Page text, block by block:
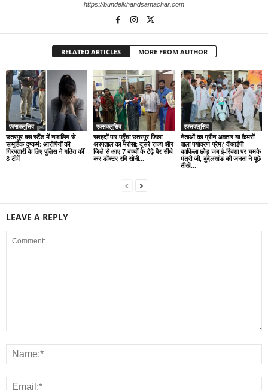
https://bundelkhandsamachar.com
RELATED ARTICLES MORE FROM AUTHOR
एक्सक्लूसिव
छतरपुर बस स्टैंड में नाबालिग से
सामूहिक दुष्कर्म: आरोपियों की
गिरफ्तारी के लिए पुलिस ने गठित कीं
8 टीमें
एक्सक्लूसिव
सरहदों पार पहुँचा छतरपुर जिला
अस्पताल का भरोसा: दूसरे राज्य और
जिले से आए 7 बच्चों के टेढ़े पैर सीधे
कर डॉक्टर रवि सोनी...
एक्सक्लूसिव
नेताओं का ग्रीन अवतार या कैमरों
वाला पर्यावरण प्रेम? वीआईपी
काफिला छोड़ जब ई-रिक्शा पर चमके
मंत्री जी, बुंदेलखंड की जनता ने पूछे
तीखे...
LEAVE A REPLY